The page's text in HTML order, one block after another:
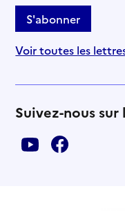
S'abonner
Voir toutes les
Suivez-nous